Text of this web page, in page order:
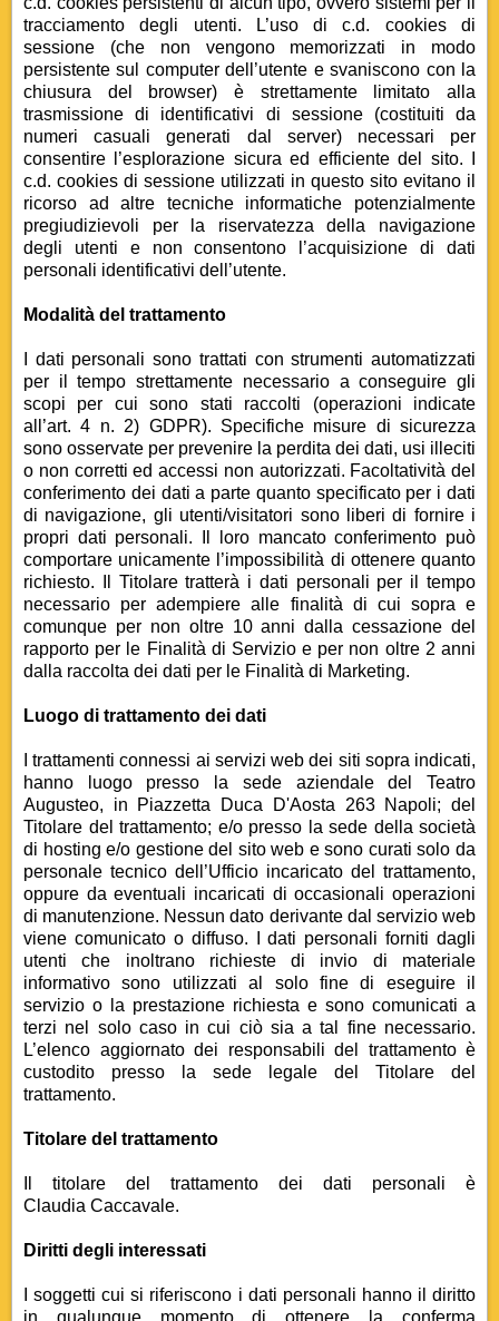
tracciamento degli utenti. L’uso di c.d. cookies di
sessione (che non vengono memorizzati in modo
persistente sul computer dell’utente e svaniscono con la
chiusura del browser) è strettamente limitato alla
trasmissione di identificativi di sessione (costituiti da
numeri casuali generati dal server) necessari per
consentire l’esplorazione sicura ed efficiente del sito. I
c.d. cookies di sessione utilizzati in questo sito evitano il
ricorso ad altre tecniche informatiche potenzialmente
pregiudizievoli per la riservatezza della navigazione
degli utenti e non consentono l’acquisizione di dati
personali identificativi dell’utente.
Modalità del trattamento
I dati personali sono trattati con strumenti automatizzati
per il tempo strettamente necessario a conseguire gli
scopi per cui sono stati raccolti (operazioni indicate
all’art. 4 n. 2) GDPR). Specifiche misure di sicurezza
sono osservate per prevenire la perdita dei dati, usi illeciti
o non corretti ed accessi non autorizzati. Facoltatività del
conferimento dei dati a parte quanto specificato per i dati
di navigazione, gli utenti/visitatori sono liberi di fornire i
propri dati personali. Il loro mancato conferimento può
comportare unicamente l’impossibilità di ottenere quanto
richiesto. Il Titolare tratterà i dati personali per il tempo
necessario per adempiere alle finalità di cui sopra e
comunque per non oltre 10 anni dalla cessazione del
rapporto per le Finalità di Servizio e per non oltre 2 anni
dalla raccolta dei dati per le Finalità di Marketing.
Luogo di trattamento dei dati
I trattamenti connessi ai servizi web dei siti sopra indicati,
hanno luogo presso la sede aziendale del Teatro
Augusteo, in Piazzetta Duca D'Aosta 263 Napoli; del
Titolare del trattamento; e/o presso la sede della società
di hosting e/o gestione del sito web e sono curati solo da
personale tecnico dell’Ufficio incaricato del trattamento,
oppure da eventuali incaricati di occasionali operazioni
di manutenzione. Nessun dato derivante dal servizio web
viene comunicato o diffuso. I dati personali forniti dagli
utenti che inoltrano richieste di invio di materiale
informativo sono utilizzati al solo fine di eseguire il
servizio o la prestazione richiesta e sono comunicati a
terzi nel solo caso in cui ciò sia a tal fine necessario.
L’elenco aggiornato dei responsabili del trattamento è
custodito presso la sede legale del Titolare del
trattamento.
Titolare del trattamento
Il titolare del trattamento dei dati personali è
Claudia Caccavale.
Diritti degli interessati
I soggetti cui si riferiscono i dati personali hanno il diritto
in qualunque momento di ottenere la conferma